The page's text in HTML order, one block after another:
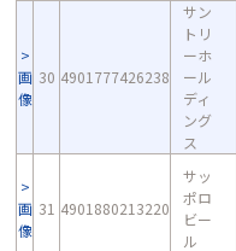
画
像
30 4901777426238
サン
トリ
ーホ
ール
ディ
ング
ス
画
像
31 4901880213220
サッ
ポロ
ビー
ル